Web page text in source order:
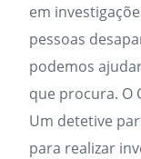
em
pessoas
podemos
que procura. O
Um detetive
para realizar